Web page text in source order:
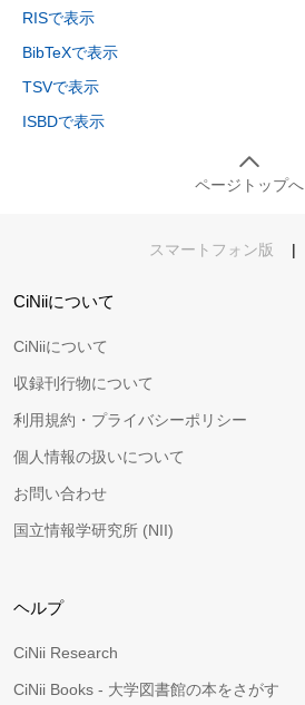
RISで表示
BibTeXで表示
TSVで表示
ISBDで表示
ページトップへ
スマートフォン版 |
CiNiiについて
CiNiiについて
収録刊行物について
利用規約・プライバシーポリシー
個人情報の扱いについて
お問い合わせ
国立情報学研究所 (NII)
ヘルプ
CiNii Research
CiNii Books - 大学図書館の本をさがす